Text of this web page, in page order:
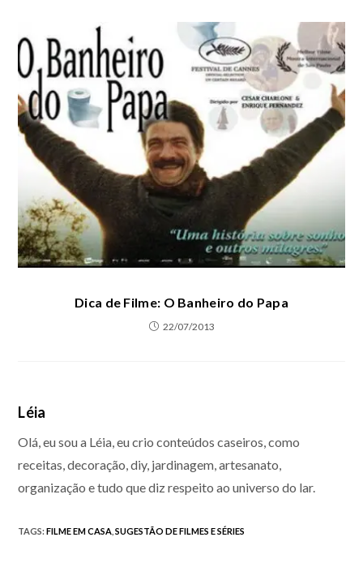
Dica de Filme: O Banheiro do Papa
22/07/2013
Léia
Olá, eu sou a Léia, eu crio conteúdos caseiros, como
receitas, decoração, diy, jardinagem, artesanato,
organização e tudo que diz respeito ao universo do lar.
TAGS:FILME EM CASA SUGESTÃO DE FILMES E SÉRIES